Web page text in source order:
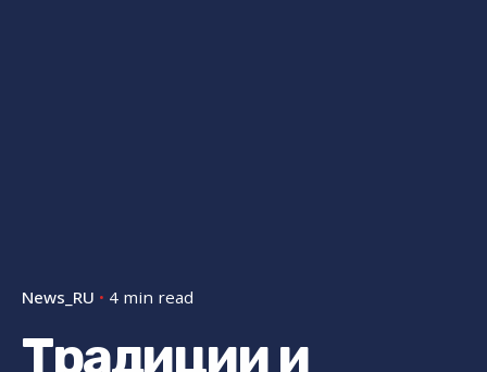
News_RU 4 min read
Традиции и